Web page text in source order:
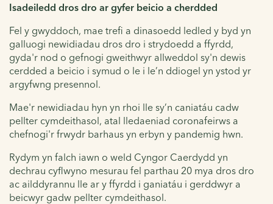
Isadeiledd dros dro ar gyfer beicio a cherdded
Fel y gwyddoch, mae trefi a dinasoedd ledled y byd yn
galluogi newidiadau dros dro i strydoedd a ffyrdd,
gyda'r nod o gefnogi gweithwyr allweddol sy'n dewis
cerdded a beicio i symud o le i le’n ddiogel yn ystod yr
argyfwng presennol.
Mae'r newidiadau hyn yn rhoi lle sy’n caniatáu cadw
pellter cymdeithasol, atal lledaeniad coronafeirws a
chefnogi'r frwydr barhaus yn erbyn y pandemig hwn.
Rydym yn falch iawn o weld Cyngor Caerdydd yn
dechrau cyflwyno mesurau fel parthau 20 mya dros dro
ac ailddyrannu lle ar y ffyrdd i ganiatáu i gerddwyr a
beicwyr gadw pellter cymdeithasol.